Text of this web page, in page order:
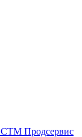
СТМ Продсервис